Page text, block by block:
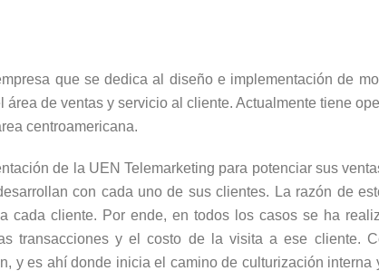
que se dedica al diseño e implementación de
de ventas y servicio al cliente. Actualmente tiene
centroamericana.
de la UEN Telemarketing para potenciar sus
con cada uno de sus clientes. La razón de
cada cliente. Por ende, en todos los casos se ha
transacciones y el costo de la visita a ese cliente.
y es ahí donde inicia el camino de culturización interna